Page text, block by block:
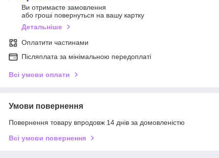
Ви отримаєте замовлення
або гроші повернуться на вашу картку
Детальніше
Оплатити частинами
Післяплата за мінімальною передоплаті
Всі умови оплати
Умови повернення
Повернення товару впродовж 14 днів за домовленістю
Всі умови повернення